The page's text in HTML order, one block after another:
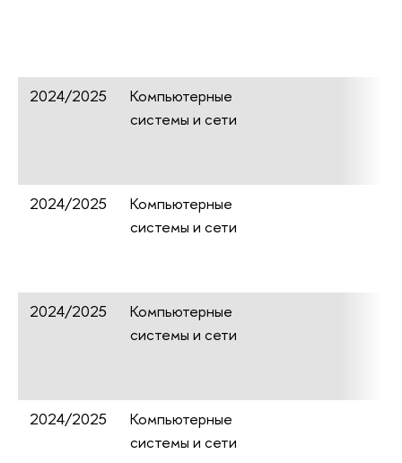
2024/2025
Компьютерные
системы и сети
2024/2025
Компьютерные
системы и сети
2024/2025
Компьютерные
системы и сети
2024/2025
Компьютерные
системы и сети